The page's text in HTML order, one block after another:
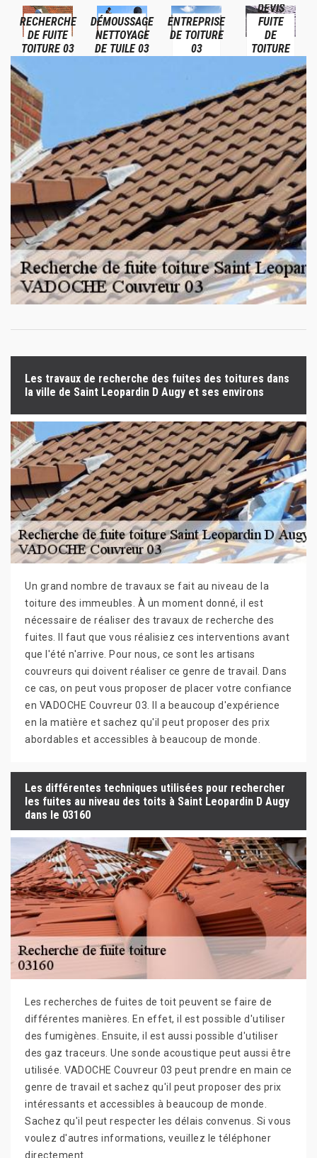
RECHERCHE
DE FUITE
TOITURE 03
DÉMOUSSAGE
NETTOYAGE
DE TUILE 03
ENTREPRISE
DE TOITURE
03
DEVIS
FUITE
DE
TOITURE
Les travaux de recherche des fuites des toitures dans
la ville de Saint Leopardin D Augy et ses environs
Un grand nombre de travaux se fait au niveau de la
toiture des immeubles. À un moment donné, il est
nécessaire de réaliser des travaux de recherche des
fuites. Il faut que vous réalisiez ces interventions avant
que l'été n'arrive. Pour nous, ce sont les artisans
couvreurs qui doivent réaliser ce genre de travail. Dans
ce cas, on peut vous proposer de placer votre confiance
en VADOCHE Couvreur 03. Il a beaucoup d'expérience
en la matière et sachez qu'il peut proposer des prix
abordables et accessibles à beaucoup de monde.
Les différentes techniques utilisées pour rechercher
les fuites au niveau des toits à Saint Leopardin D Augy
dans le 03160
Les recherches de fuites de toit peuvent se faire de
différentes manières. En effet, il est possible d'utiliser
des fumigènes. Ensuite, il est aussi possible d'utiliser
des gaz traceurs. Une sonde acoustique peut aussi être
utilisée. VADOCHE Couvreur 03 peut prendre en main ce
genre de travail et sachez qu'il peut proposer des prix
intéressants et accessibles à beaucoup de monde.
Sachez qu'il peut respecter les délais convenus. Si vous
voulez d'autres informations, veuillez le téléphoner
directement.